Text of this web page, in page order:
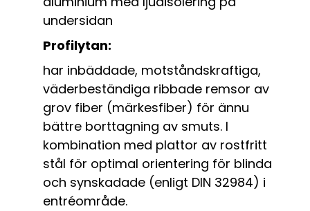
undersidan
Profilytan:
har inbäddade, motståndskraftiga,
väderbeständiga ribbade remsor av
grov fiber (märkesfiber) för ännu
bättre borttagning av smuts. I
kombination med plattor av rostfritt
stål för optimal orientering för blinda
och synskadade (enligt DIN 32984) i
entréområde.